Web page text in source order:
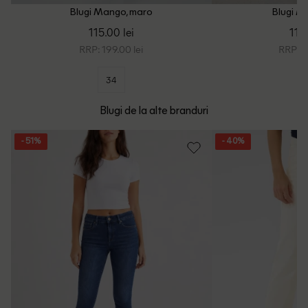
Blugi Mango, maro
115.00 lei
RRP: 199.00 lei
34
Blugi
RRP:
Blugi de la alte branduri
- 51% - 40%